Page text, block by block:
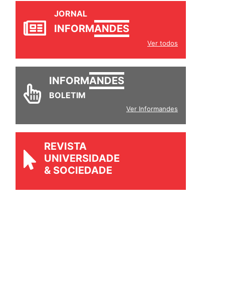
JORNAL
INFORMANDES
Ver todos
INFORMANDES
BOLETIM
Ver Informandes
REVISTA
UNIVERSIDADE
& SOCIEDADE